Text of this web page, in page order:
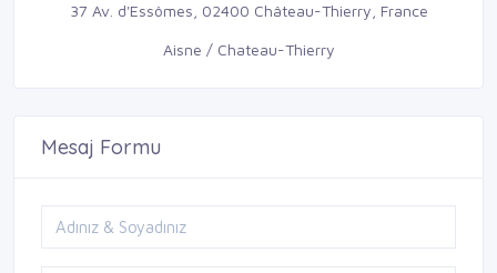
37 Av. d'Essômes, 02400 Château-Thierry, France
Aisne / Chateau-Thierry
Mesaj Formu